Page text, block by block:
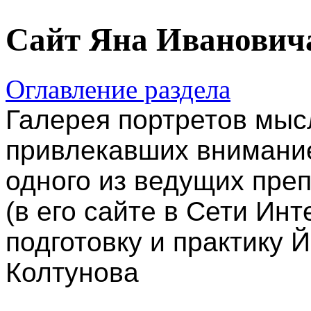
Сайт Яна
Оглавление раздела
Галерея портретов
привлекавших
одного из ведущих
(в его сайте в Сети
подготовку и
Колтунова